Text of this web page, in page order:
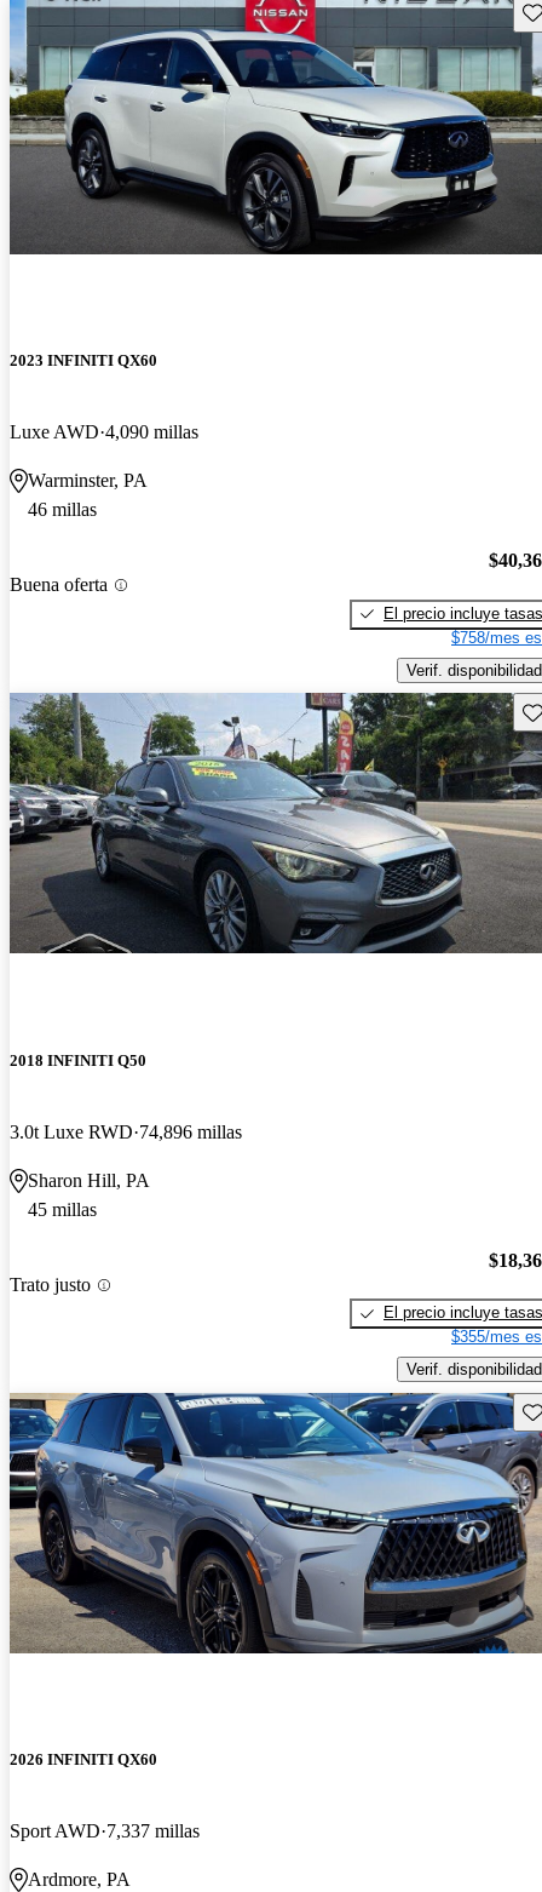
2023 INFINITI QX60
Luxe AWD 4,090 millas
Warminster, PA
46 millas
Buena oferta
El precio incluye tasas
$758/mes
Verif. disponibilidad
2018 INFINITI Q50
3.0t Luxe RWD 74,896 millas
Sharon Hill, PA
45 millas
Trato justo
El precio incluye tasas
$355/mes
Verif. disponibilidad
2026 INFINITI QX60
Sport AWD 7,337 millas
Ardmore, PA